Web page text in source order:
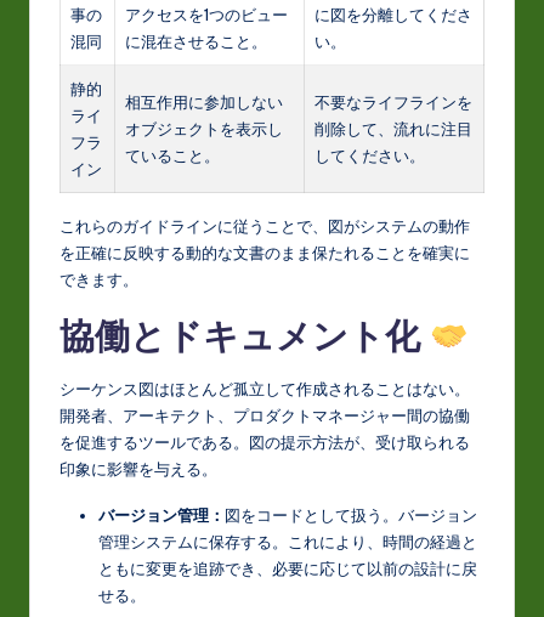
事の
混同
アクセスを1つのビュー
に混在させること。
に図を分離してくださ
い。
静的
ライ
フラ
イン
相互作用に参加しない
オブジェクトを表示し
ていること。
不要なライフラインを
削除して、流れに注目
してください。
これらのガイドラインに従うことで、図がシステムの動作
を正確に反映する動的な文書のまま保たれることを確実に
できます。
協働とドキュメント化
シーケンス図はほとんど孤立して作成されることはない。
開発者、アーキテクト、プロダクトマネージャー間の協働
を促進するツールである。図の提示方法が、受け取られる
印象に影響を与える。
バージョン管理： 図をコードとして扱う。バージョン
管理システムに保存する。これにより、時間の経過と
ともに変更を追跡でき、必要に応じて以前の設計に戻
せる。